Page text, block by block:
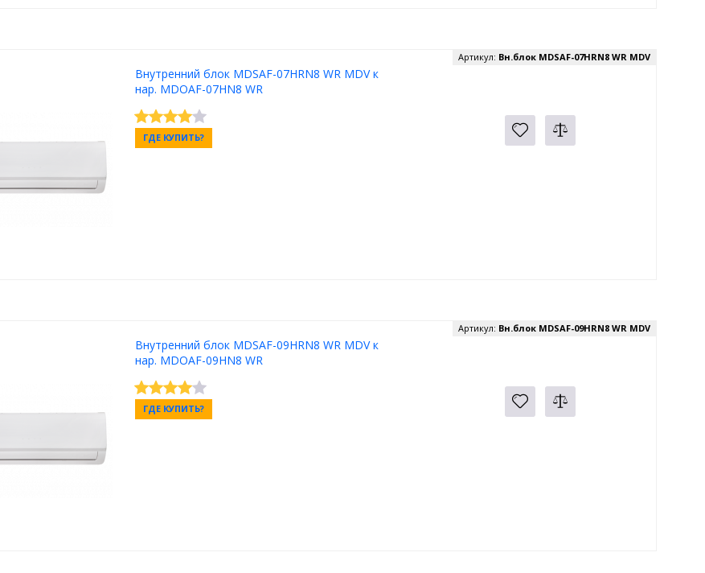
Внутренний блок MDSAF-07HRN8 WR MDV к
нар. MDOAF-07HN8 WR
Артикул: Вн.блок MDSAF-07HRN8 WR MDV
ГДЕ КУПИТЬ?
Внутренний блок MDSAF-09HRN8 WR MDV к
нар. MDOAF-09HN8 WR
Артикул: Вн.блок MDSAF-09HRN8 WR MDV
ГДЕ КУПИТЬ?